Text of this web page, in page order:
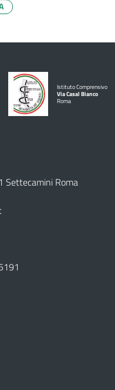
Istituto Comprensivo
Via Casal Bianco
Roma
Settecamini Roma